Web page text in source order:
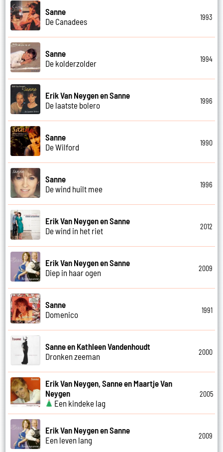
Sanne
De Canadees
1993
Sanne
De kolderzolder
1994
Erik Van Neygen en Sanne
De laatste bolero
1996
Sanne
De Wilford
1990
Sanne
De wind huilt mee
1996
Erik Van Neygen en Sanne
De wind in het riet
2012
Erik Van Neygen en Sanne
Diep in haar ogen
2009
Sanne
Domenico
1991
Sanne en Kathleen Vandenhoudt
Dronken zeeman
2000
Erik Van Neygen, Sanne en Maartje Van
Neygen
Een kindeke lag
2005
Erik Van Neygen en Sanne
Een leven lang
2009